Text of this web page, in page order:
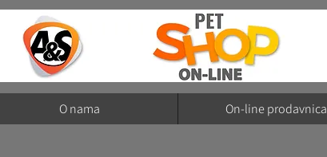
O nama On-line prodavnica